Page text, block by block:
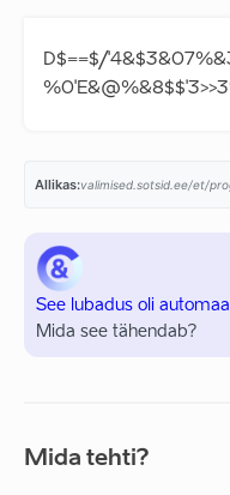
D$==$/
Allikas:valimised.sotsid.ee/et/
See lubadus oli
Mida see tähendab?
Mida tehti?